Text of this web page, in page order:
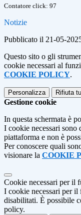
Contatore click: 97
Notizie
Pubblicato il 21-05-
Questo sito o gli
cookie necessari al
COOKIE POLICY.
Personalizza Rifiuta
Gestione cookie
In questa schermata è
I cookie necessari
piattaforma e non è
Per conoscere quali
visionare la COOKIE
Cookie necessari per il
I cookie necessari per il
disabilitati. È possibile
policy.